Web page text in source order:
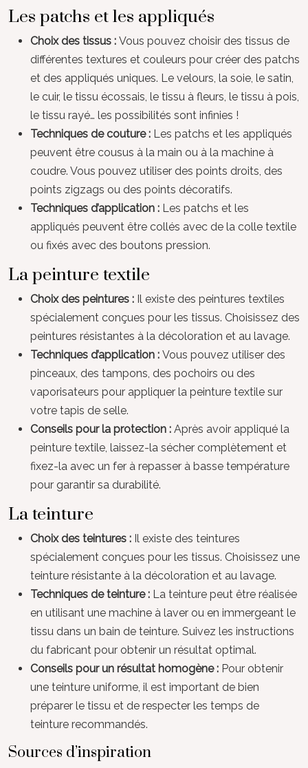
Les patchs et les appliqués
Choix des tissus : Vous pouvez choisir des tissus de
différentes textures et couleurs pour créer des patchs
et des appliqués uniques. Le velours, la soie, le satin,
le cuir, le tissu écossais, le tissu à fleurs, le tissu à pois,
le tissu rayé… les possibilités sont infinies !
Techniques de couture : Les patchs et les appliqués
peuvent être cousus à la main ou à la machine à
coudre. Vous pouvez utiliser des points droits, des
points zigzags ou des points décoratifs.
Techniques d’application : Les patchs et les
appliqués peuvent être collés avec de la colle textile
ou fixés avec des boutons pression.
La peinture textile
Choix des peintures : Il existe des peintures textiles
spécialement conçues pour les tissus. Choisissez des
peintures résistantes à la décoloration et au lavage.
Techniques d’application : Vous pouvez utiliser des
pinceaux, des tampons, des pochoirs ou des
vaporisateurs pour appliquer la peinture textile sur
votre tapis de selle.
Conseils pour la protection : Après avoir appliqué la
peinture textile, laissez-la sécher complètement et
fixez-la avec un fer à repasser à basse température
pour garantir sa durabilité.
La teinture
Choix des teintures : Il existe des teintures
spécialement conçues pour les tissus. Choisissez une
teinture résistante à la décoloration et au lavage.
Techniques de teinture : La teinture peut être réalisée
en utilisant une machine à laver ou en immergeant le
tissu dans un bain de teinture. Suivez les instructions
du fabricant pour obtenir un résultat optimal.
Conseils pour un résultat homogène : Pour obtenir
une teinture uniforme, il est important de bien
préparer le tissu et de respecter les temps de
teinture recommandés.
Sources d’inspiration